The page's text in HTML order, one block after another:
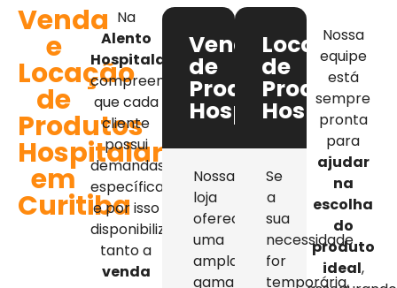
Venda
e
Locação
de
Produtos
Hospitalares
em
Curitiba
Na
Alento
Hospitalar
compreendemos
que cada
cliente
possui
demandas
específicas,
e por isso
disponibilizamos
tanto a
venda
Venda
de
Produtos
Hospitalares
Nossa
loja
oferece
uma
ampla
gama
Locação
de
Produtos
Se
a
sua
necessidade
for
temporária,
Nossa
equipe
está
sempre
pronta
para
ajudar
na
escolha
do
produto
ideal,